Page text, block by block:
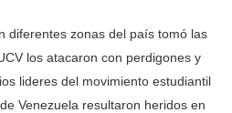
diferentes zonas del país tomó las
los atacaron con perdigones y
lideres del movimiento estudiantil
Venezuela resultaron heridos en